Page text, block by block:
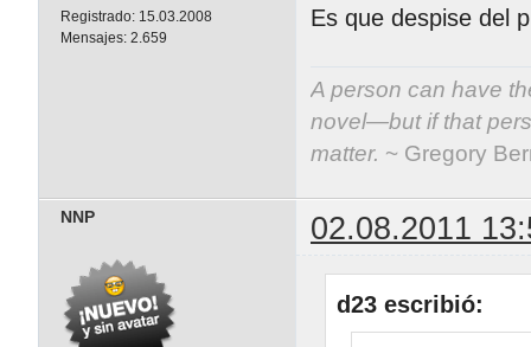
Registrado: 15.03.2008
Mensajes: 2.659
Es que despise del
A person can have
novel—but if that
matter. ~ Gregory
NNP 02.08.2011
d23 escribió: